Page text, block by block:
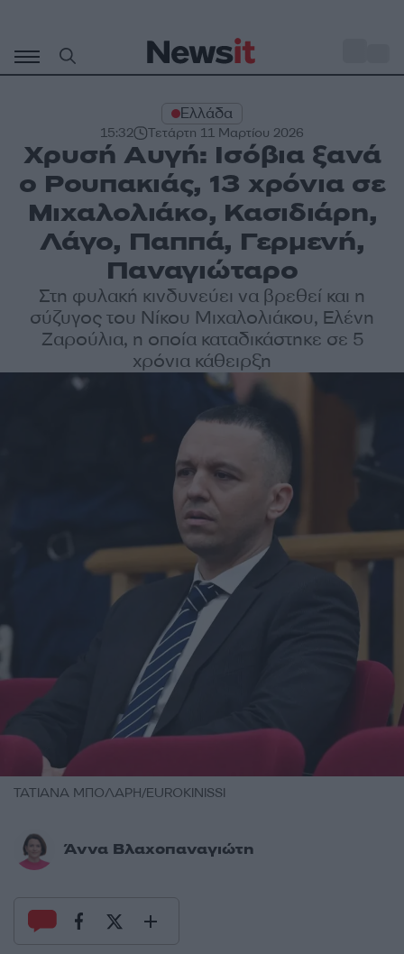
περιεχόμενο
Ελλάδα
15:32 Τετάρτη 11 Μαρτίου 2026
Χρυσή Αυγή: Ισόβια ξανά
ο Ρουπακιάς, 13 χρόνια σε
Μιχαλολιάκο, Κασιδιάρη,
Λάγο, Παππά, Γερμενή,
Παναγιώταρο
Στη φυλακή κινδυνεύει να βρεθεί και η
σύζυγος του Νίκου Μιχαλολιάκου, Ελένη
Ζαρούλια, η οποία καταδικάστηκε σε 5
χρόνια κάθειρξη
ΤΑΤΙΑΝΑ ΜΠΟΛΑΡΗ/EUROKINISSI
Άννα Βλαχοπαναγιώτη